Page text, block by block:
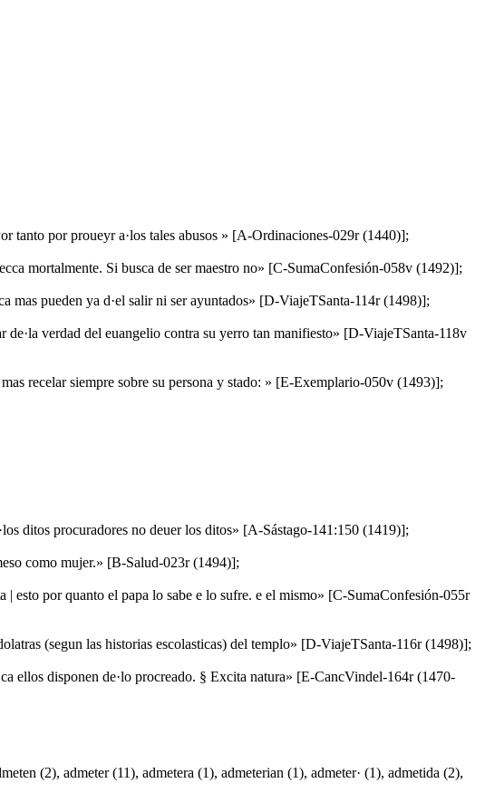
tanto por proueyr a·los tales abusos » [A-Ordinaciones-029r (1440)];
mortalmente. Si busca de ser maestro no» [C-SumaConfesión-058v (1492)];
mas pueden ya d·el salir ni ser ayuntados» [D-ViajeTSanta-114r (1498)];
verdad del euangelio contra su yerro tan manifiesto» [D-ViajeTSanta-118v
recelar siempre sobre su persona y stado: » [E-Exemplario-050v (1493)];
ditos procuradores no deuer los ditos» [A-Sástago-141:150 (1419)];
como mujer.» [B-Salud-023r (1494)];
esto por quanto el papa lo sabe e lo sufre. e el mismo» [C-SumaConfesión-055r
(segun las historias escolasticas) del templo» [D-ViajeTSanta-116r (1498)];
ellos disponen de·lo procreado. § Excita natura» [E-CancVindel-164r (1470-
(2), admeter (11), admetera (1), admeterian (1), admeter· (1), admetida (2),